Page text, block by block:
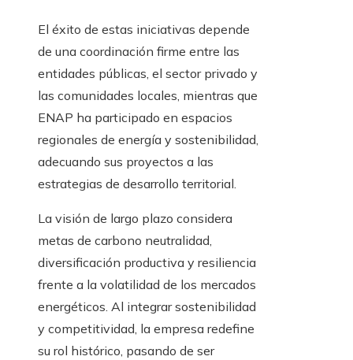
El éxito de estas iniciativas depende
de una coordinación firme entre las
entidades públicas, el sector privado y
las comunidades locales, mientras que
ENAP ha participado en espacios
regionales de energía y sostenibilidad,
adecuando sus proyectos a las
estrategias de desarrollo territorial.
La visión de largo plazo considera
metas de carbono neutralidad,
diversificación productiva y resiliencia
frente a la volatilidad de los mercados
energéticos. Al integrar sostenibilidad
y competitividad, la empresa redefine
su rol histórico, pasando de ser